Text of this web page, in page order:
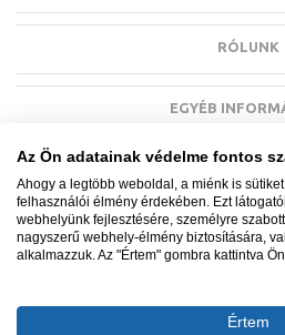
RÓLUNK
EGYÉB
87052/
Ügyfélszolgálat: +36
Az Ön adatainak védelme fontos
Ahogy a legtöbb weboldal, a miénk is
felhasználói élmény érdekében. Ezt
webhelyünk fejlesztésére, személyre
nagyszerű webhely-élmény biztosítására,
alkalmazzuk. Az "Értem" gombra kattintva
Értem